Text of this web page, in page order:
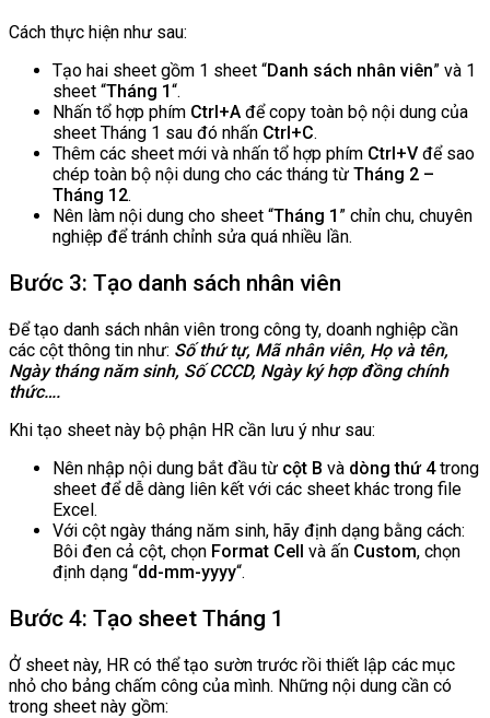
Cách thực hiện như sau:
Tạo hai sheet gồm 1 sheet “Danh sách nhân viên” và 1
sheet “Tháng 1“.
Nhấn tổ hợp phím Ctrl+A để copy toàn bộ nội dung của
sheet Tháng 1 sau đó nhấn Ctrl+C.
Thêm các sheet mới và nhấn tổ hợp phím Ctrl+V để sao
chép toàn bộ nội dung cho các tháng từ Tháng 2 –
Tháng 12.
Nên làm nội dung cho sheet “Tháng 1 ” chỉn chu, chuyên
nghiệp để tránh chỉnh sửa quá nhiều lần.
Bước 3: Tạo danh sách nhân viên
Để tạo danh sách nhân viên trong công ty, doanh nghiệp cần
các cột thông tin như: Số thứ tự, Mã nhân viên, Họ và tên,
Ngày tháng năm sinh, Số CCCD, Ngày ký hợp đồng chính
thức….
Khi tạo sheet này bộ phận HR cần lưu ý như sau:
Nên nhập nội dung bắt đầu từ cột B và dòng thứ 4trong
sheet để dễ dàng liên kết với các sheet khác trong file
Excel.
Với cột ngày tháng năm sinh, hãy định dạng bằng cách:
Bôi đen cả cột, chọn Format Cell và ấn Custom, chọn
định dạng “dd-mm-yyyy“.
Bước 4: Tạo sheet Tháng 1
Ở sheet này, HR có thể tạo sườn trước rồi thiết lập các mục
nhỏ cho bảng chấm công của mình. Những nội dung cần có
trong sheet này gồm: